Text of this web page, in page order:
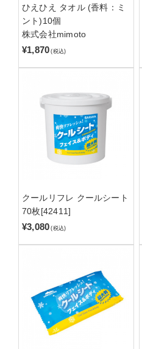
ひえひえ タオル (香料：ミ
ント)10個
株式会社mimoto
¥1,870 (税込)
クールリフレ クールシート
70枚[42411]
¥3,080 (税込)